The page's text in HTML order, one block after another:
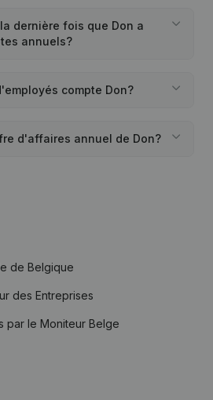
dernière fois que Don a
annuels?
compte Don?
d'affaires annuel de Don?
de Belgique
des Entreprises
par le Moniteur Belge